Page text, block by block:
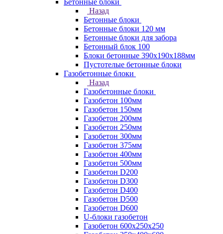
Бетонные блоки
Назад
Бетонные блоки
Бетонные блоки 120 мм
Бетонные блоки для забора
Бетонный блок 100
Блоки бетонные 390х190х188мм
Пустотелые бетонные блоки
Газобетонные блоки
Назад
Газобетонные блоки
Газобетон 100мм
Газобетон 150мм
Газобетон 200мм
Газобетон 250мм
Газобетон 300мм
Газобетон 375мм
Газобетон 400мм
Газобетон 500мм
Газобетон D200
Газобетон D300
Газобетон D400
Газобетон D500
Газобетон D600
U-блоки газобетон
Газобетон 600x250x250